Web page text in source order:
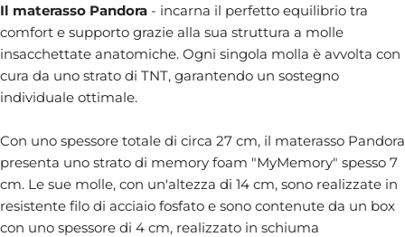
Il materasso Pandora - incarna il perfetto equilibrio tra
comfort e supporto grazie alla sua struttura a molle
insacchettate anatomiche. Ogni singola molla è avvolta con
cura da uno strato di TNT, garantendo un sostegno
individuale ottimale.
Con uno spessore totale di circa 27 cm, il materasso Pandora
presenta uno strato di memory foam "MyMemory" spesso 7
cm. Le sue molle, con un'altezza di 14 cm, sono realizzate in
resistente filo di acciaio fosfato e sono contenute da un box
con uno spessore di 4 cm, realizzato in schiuma